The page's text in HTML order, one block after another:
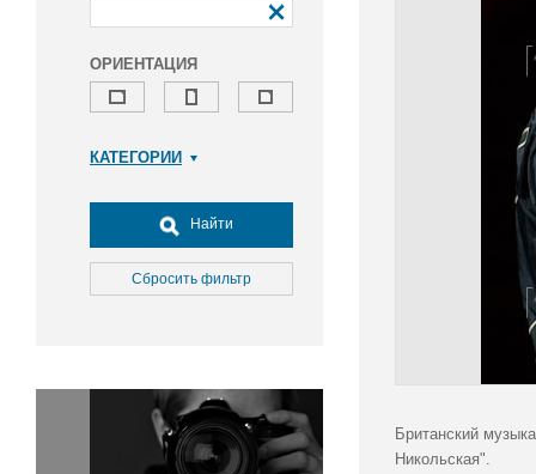
ОРИЕНТАЦИЯ
КАТЕГОРИИ
Досуг, туризм и отдых
Культура
Медицина
Окружающая среда
Политика
Правосудие
Найти
Сбросить фильтр
Британский
Никольская".